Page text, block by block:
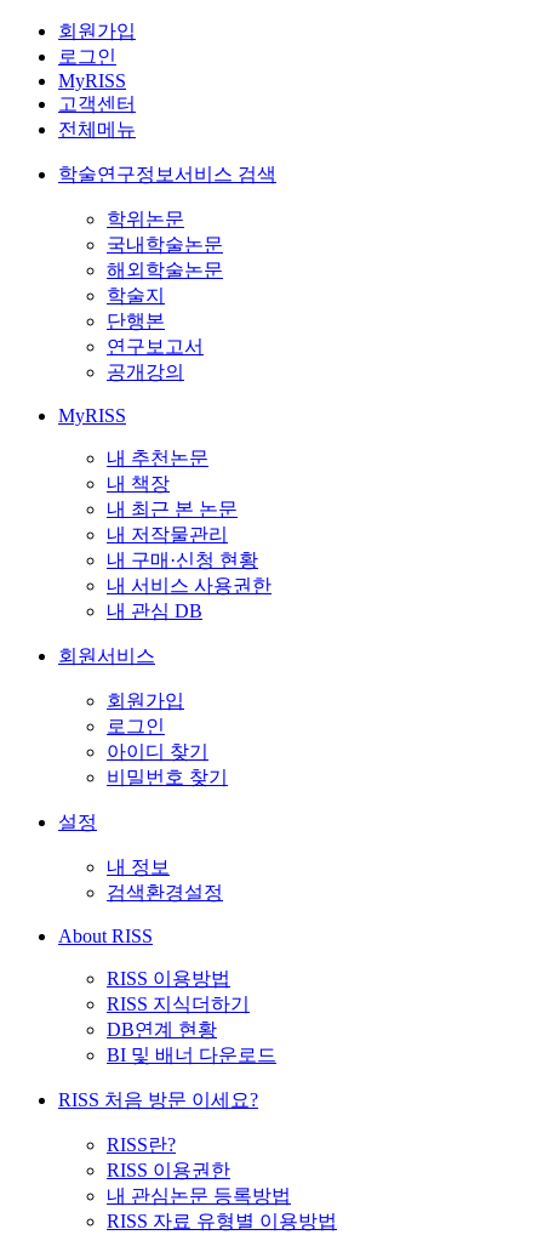
회원가입
로그인
MyRISS
고객센터
전체메뉴
학술연구정보서비스 검색
학위논문
국내학술논문
해외학술논문
학술지
단행본
연구보고서
공개강의
MyRISS
내 추천논문
내 책장
내 최근 본 논문
내 저작물관리
내 구매·신청 현황
내 서비스 사용권한
내 관심 DB
회원서비스
회원가입
로그인
아이디 찾기
비밀번호 찾기
설정
내 정보
검색환경설정
About RISS
RISS 이용방법
RISS 지식더하기
DB연계 현황
BI 및 배너 다운로드
RISS 처음 방문 이세요?
RISS란?
RISS 이용권한
내 관심논문 등록방법
RISS 자료 유형별 이용방법